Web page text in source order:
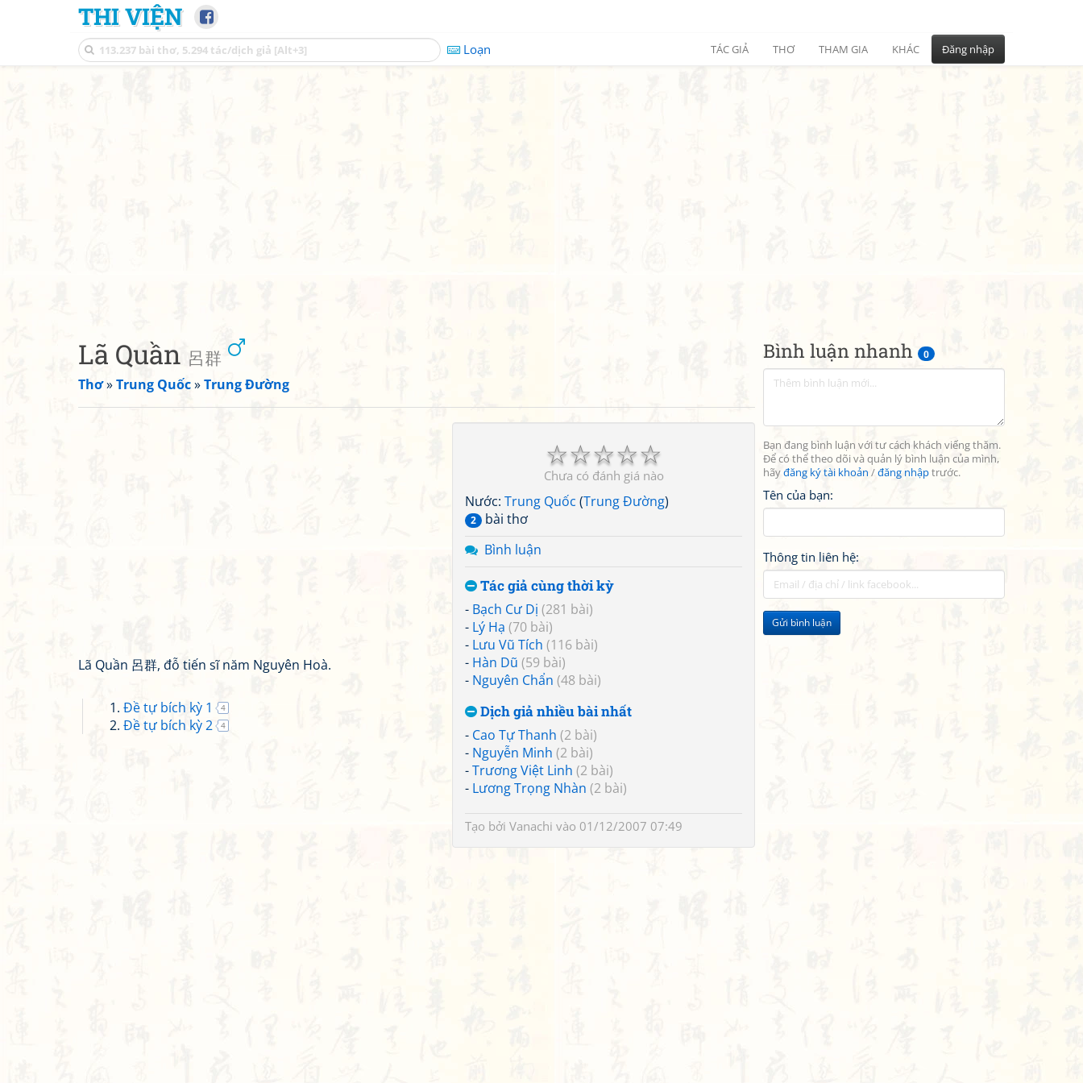
THI VIỆN
Loạn TÁC GIẢ THƠ THAM GIA KHÁC Đăng nhập
Bình luận nhanh 0
Bạn đang bình luận với tư cách khách viếng thăm.
Để có thể theo dõi và quản lý bình luận của mình,
hãyđăng ký tài khoản /đăng nhậptrước.
Tên của bạn:
Thông tin liên hệ:
Gửi bình luận
Lã Quần 呂群
Thơ»Trung Quốc»Trung Đường
☆
☆
☆
☆
☆
Chưa có đánh giá nào
Nước: Trung Quốc (Trung Đường)
2
bài thơ
Bình luận
Tác giả cùng thời kỳ
- Bạch Cư Dị (281 bài)
- Lý Hạ (70 bài)
- Lưu Vũ Tích (116 bài)
- Hàn Dũ (59 bài)
- Nguyên Chẩn (48 bài)
Dịch giả nhiều bài nhất
- Cao Tự Thanh (2 bài)
- Nguyễn Minh (2 bài)
-Trương Việt Linh (2 bài)
- Lương Trọng Nhàn (2 bài)
Tạo bởi Vanachi vào 01/12/2007 07:49
Lã Quần 呂群, đỗ tiến sĩ năm Nguyên Hoà.
Đề tự bích kỳ 1 4
Đề tự bích kỳ 2 4